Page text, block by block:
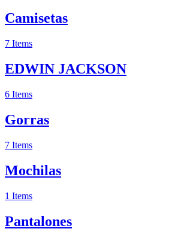
Camisetas
7 Items
EDWIN JACKSON
6 Items
Gorras
7 Items
Mochilas
1 Items
Pantalones